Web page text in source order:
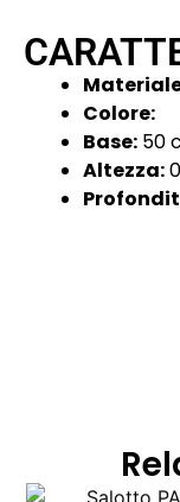
Colore:
Base: 50
Altezza: